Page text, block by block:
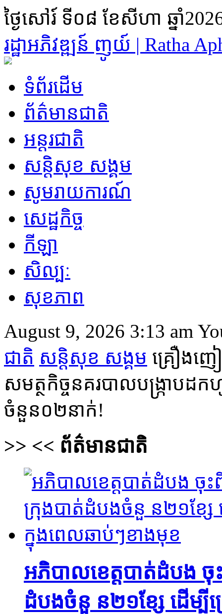
ថ្ងៃសៅរ៍ ទី០៨ ខែសីហា ឆ្នាំ
រដ្ឋា​អភិវឌ្ឍន៍ ញូយ៍ | Ratha
ទំព័រដើម
ព័ត៌មានជាតិ
អន្តរជាតិ
សន្តិសុខ សង្គម
សូមរាយការណ៍
សេដ្ឋកិច្ច
កីឡា
សិល្បៈ
សុខភាព
August 9, 2026 3:13 am
ជាតិ សន្តិសុខ សង្គម គ្រឿងញ
សមត្ថកិច្ចនគរបាលបង្រ្កាប
ចំនួន០២នាក់!
>> << ព័ត៌មានជាតិ
អភិបាលខេត្តបាត់ដំបង ចុ
ដំបងចំនួ ន២១ខ្សែ ដើម្បី